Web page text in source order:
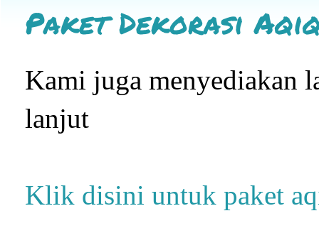
Paket Dekorasi
Kami juga menyediakan
lanjut
Klik disini untuk paket